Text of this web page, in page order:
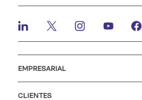
EMPRESARIAL
CLIENTES